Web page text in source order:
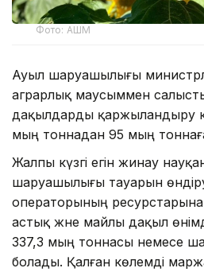
Фото: АШМ
Ауыл шаруашылығы
аграрлық маусыммен
дақылдарды қаржыландыру
мың тоннадан 95 мың
Жалпы күзгі егін жинау
шаруашылығы тауарын
операторының
астық және майлы дақыл
337,3 мың тоннасы немесе
болады. Қалған көлемді